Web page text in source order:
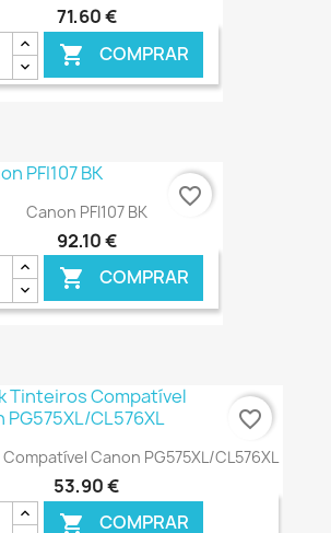
71,60 €
 COMPRAR
€ ONLINE
Canon PFI107 BK
92,10 €
 COMPRAR
€ ONLINE
favorite_border
Canon PG575XL/CL576XL
53,90 €
 COMPRAR
favorite_border